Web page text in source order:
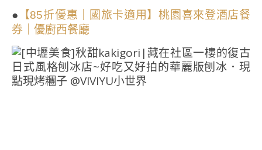
● 【85折優惠｜國旅卡適用】桃園喜來登酒店餐
券｜優廚西餐廳